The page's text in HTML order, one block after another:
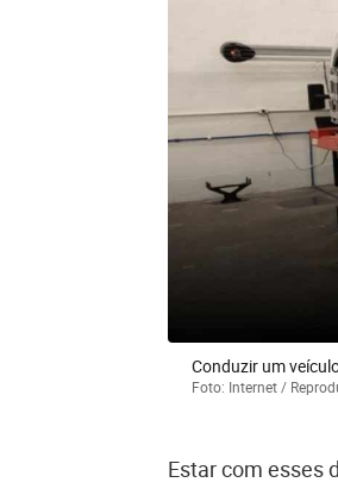
Conduzir um
Foto: Internet /
Estar com esses